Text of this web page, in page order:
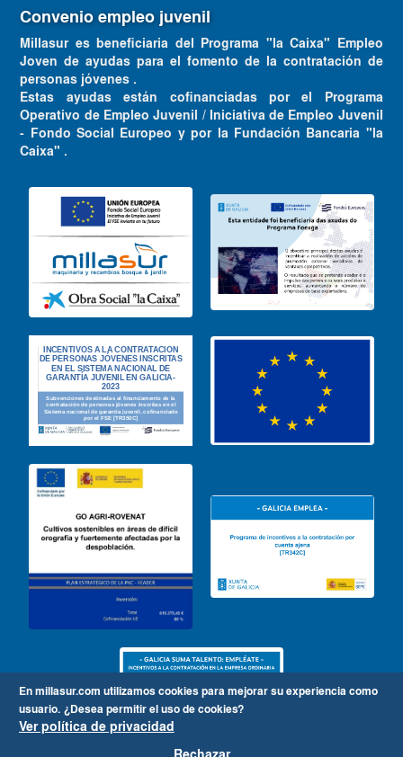
Convenio empleo juvenil
Millasur es beneficiaria del Programa "la Caixa" Empleo
Joven de ayudas para el fomento de la contratación de
personas jóvenes .
Estas ayudas están cofinanciadas por el Programa
Operativo de Empleo Juvenil / Iniciativa de Empleo Juvenil
- Fondo Social Europeo y por la Fundación Bancaria "la
Caixa" .
En millasur.com utilizamos cookies para mejorar su experiencia como
usuario. ¿Desea permitir el uso de cookies?
Ver política de privacidad